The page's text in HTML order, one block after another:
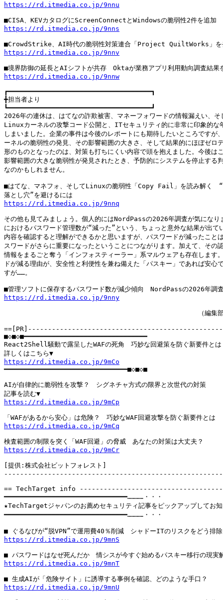
https://rd.itmedia.co.jp/9nnu
https://rd.itmedia.co.jp/9nns
https://rd.itmedia.co.jp/9nnv
https://rd.itmedia.co.jp/9nnw
┏━━━━━━━━━━━━━━━━━━━━━━━━━━━━━━━━━━━━┓
╋担当者より
┗━━━━━━━━━━━━━━━━━━━━━━━━━━━━━━━━━━━━┛
2026年の連休は、はてなの詐欺被害、マネーフォワードの情報漏えい、そ
Linuxカーネルの攻撃コード公開と、ITセキュリティ的に非常に印象的な
しまいました。企業の事件は今後のレポートにも期待したいところです
ーネルの脆弱性の発見、その影響範囲の大きさ、そして結果的にほぼゼロ
形のものとなったのは、対策も打ちにくい内容で頭を抱えました。今後は
影響範囲の大きな脆弱性が発見されたとき、予防的にシステムを停止する
なのかもしれません。
■はてな、マネフォ、そしてLinuxの脆弱性「Copy Fail」を読み解く　“
https://rd.itmedia.co.jp/9nnq
その他も見てみましょう。個人的にはNordPassの2026年調査が気になり
におけるパスワード管理数が“減った”という、ちょっと意外な結果が出て
内容を確認すると理解ができるかと思いますが、パスワードが減ったこと
スワードがさらに重要になったということにつながります。加えて、その
情報をまるごと奪う「インフォスティーラー」系マルウェアも存在します
ドが減る理由が、安全性と利便性を兼ね備えた「パスキー」であれば安心
すが……。
https://rd.itmedia.co.jp/9nny
（編集部 宮田
■◇■◇■━━━━━━━━━━━━━━━━━━━━━━━━━━━━━━━
React2Shell騒動で露呈したWAFの死角　巧妙な回避策を防ぐ新要件とは
https://rd.itmedia.co.jp/9mCo
━━━━━━━━━━━━━━━━━━━━━━━━━━━━━━━■◇■◇■
AIが自律的に脆弱性を攻撃？　シグネチャ方式の限界と次世代の対策
https://rd.itmedia.co.jp/9mCp
https://rd.itmedia.co.jp/9mCq
https://rd.itmedia.co.jp/9mCr
[提供:株式会社ビットフォレスト]
== TechTarget info
━━━━━━━━━━━━━━━━━━━━━━━━━━━━━━━…………・・・
★TechTargetジャパンのお薦めセキュリティ記事をピックアップしてお
━━━━━━━━━━━━━━━━━━━━━━━━━━━━━━━…………・・・
https://rd.itmedia.co.jp/9mnS
https://rd.itmedia.co.jp/9mnT
https://rd.itmedia.co.jp/9mnU